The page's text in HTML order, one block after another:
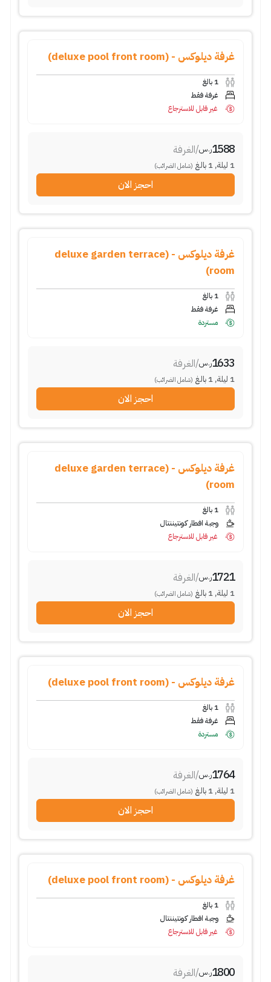
غرفة ديلوكس - (deluxe pool front room)
1 بالغ
غرفة فقط
غير قابل للاسترجاع
1588ر.س/الغرفة
1 ليلة,
1 بالغ (شامل الضرائب)
احجز الان
غرفة ديلوكس - (deluxe garden terrace
room)
1 بالغ
غرفة فقط
مستردة
1633ر.س/الغرفة
1 ليلة,
1 بالغ (شامل الضرائب)
احجز الان
غرفة ديلوكس - (deluxe garden terrace
room)
1 بالغ
وجبة افطار كونتيننتال
غير قابل للاسترجاع
1721ر.س/الغرفة
1 ليلة,
1 بالغ (شامل الضرائب)
احجز الان
غرفة ديلوكس - (deluxe pool front room)
1 بالغ
غرفة فقط
مستردة
1764ر.س/الغرفة
1 ليلة,
1 بالغ (شامل الضرائب)
احجز الان
غرفة ديلوكس - (deluxe pool front room)
1 بالغ
وجبة افطار كونتيننتال
غير قابل للاسترجاع
1800ر.س/الغرفة